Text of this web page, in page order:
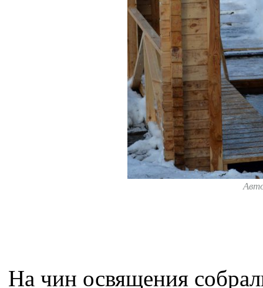
На чин освящения